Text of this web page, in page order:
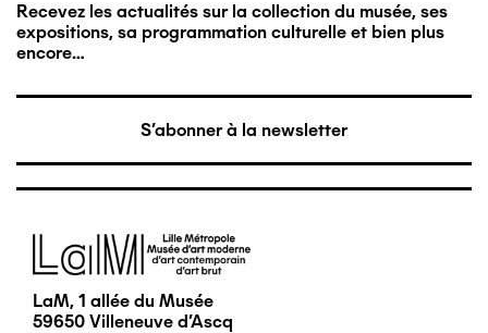
Recevez les actualités sur la collection du musée, ses
expositions, sa programmation culturelle et bien plus
encore…
S'abonner à la newsletter
Image
LaM, 1 allée du Musée
59650 Villeneuve d'Ascq